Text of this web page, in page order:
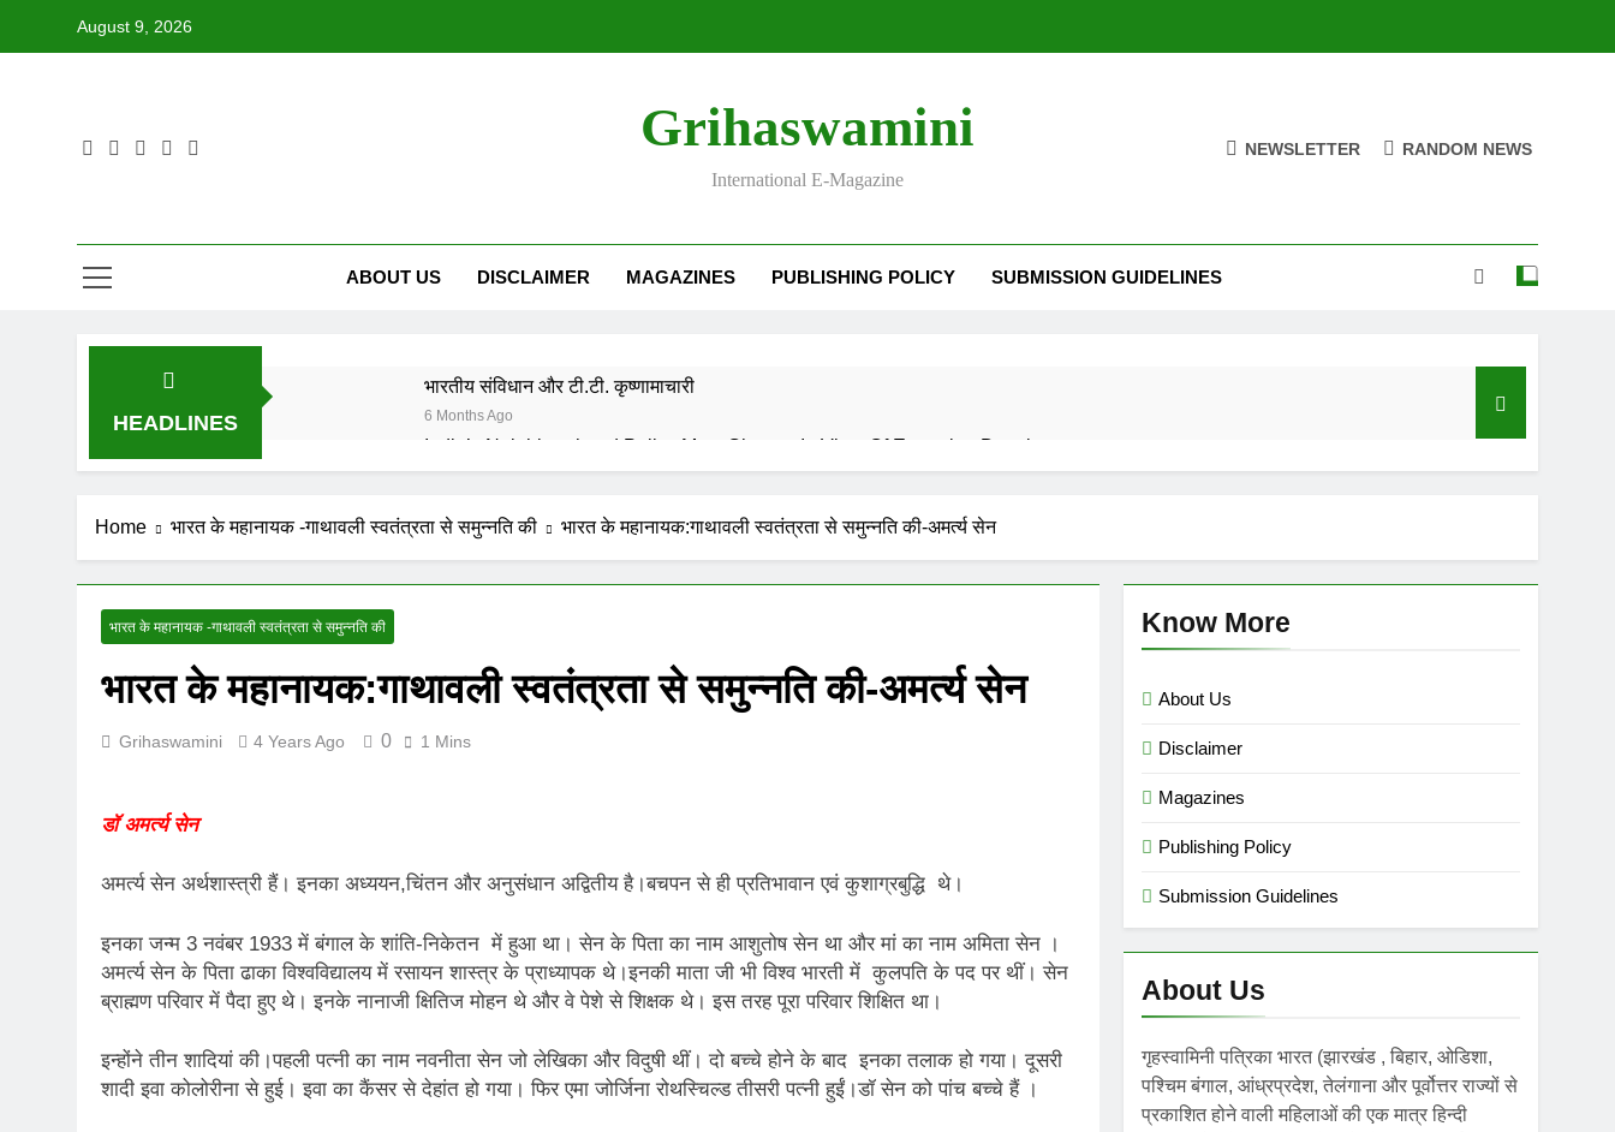
August 9, 2026
Grihaswamini
International E-Magazine
NEWSLETTER RANDOM NEWS
ABOUT US DISCLAIMER MAGAZINES PUBLISHING POLICY SUBMISSION GUIDELINES
HEADLINES
भारतीय संविधान और टी.टी. कृष्णामाचारी
6 Months Ago
6 Months Ago
8 Months Ago
UNFORTUNATE ADVENT OF SUICIDE BOMBING IN INDIA Grihaswamini गृहस्वामिनी- Sept-Nov 2025
Home भारत के महानायक -गाथावली स्वतंत्रता से समुन्नति की भारत के महानायक:गाथावली स्वतंत्रता से समुन्नति की-अमर्त्य सेन
भारत के महानायक -गाथावली स्वतंत्रता से समुन्नति की
भारत के महानायक:गाथावली स्वतंत्रता से समुन्नति की-अमर्त्य सेन
Grihaswamini 4 Years Ago 0 1 Mins
डॉ अमर्त्य सेन
अमर्त्य सेन अर्थशास्त्री हैं। इनका अध्ययन,चिंतन और अनुसंधान अद्वितीय है।बचपन से ही प्रतिभावान एवं कुशाग्रबुद्धि थे।
इनका जन्म 3 नवंबर 1933 में बंगाल के शांति-निकेतन में हुआ था। सेन के पिता का नाम आशुतोष सेन था और मां का नाम अमिता सेन ।
अमर्त्य सेन के पिता ढाका विश्वविद्यालय में रसायन शास्त्र के प्राध्यापक थे।इनकी माता जी भी विश्व भारती में कुलपति के पद पर थीं। सेन
ब्राह्मण परिवार में पैदा हुए थे। इनके नानाजी क्षितिज मोहन थे और वे पेशे से शिक्षक थे। इस तरह पूरा परिवार शिक्षित था।
इन्होंने तीन‌ शादियां की।पहली पत्नी का नाम नवनीता सेन जो लेखिका और विदुषी थीं। दो बच्चे होने के बाद इनका तलाक हो गया। दूसरी
शादी इवा कोलोरीना से हुई। इवा का कैंसर से देहांत हो गया। फिर एमा जोर्जिना रोथस्चिल्ड तीसरी पत्नी हुईं।डॉ सेन को पांच बच्चे हैं ।
Know More
About Us
Disclaimer
Magazines
Publishing Policy
Submission Guidelines
About Us
गृहस्वामिनी पत्रिका भारत (झारखंड , बिहार, ओडिशा,
पश्चिम बंगाल, आंध्रप्रदेश, तेलंगाना और पूर्वोत्तर राज्यों से
प्रकाशित होने वाली महिलाओं की एक मात्र हिन्दी